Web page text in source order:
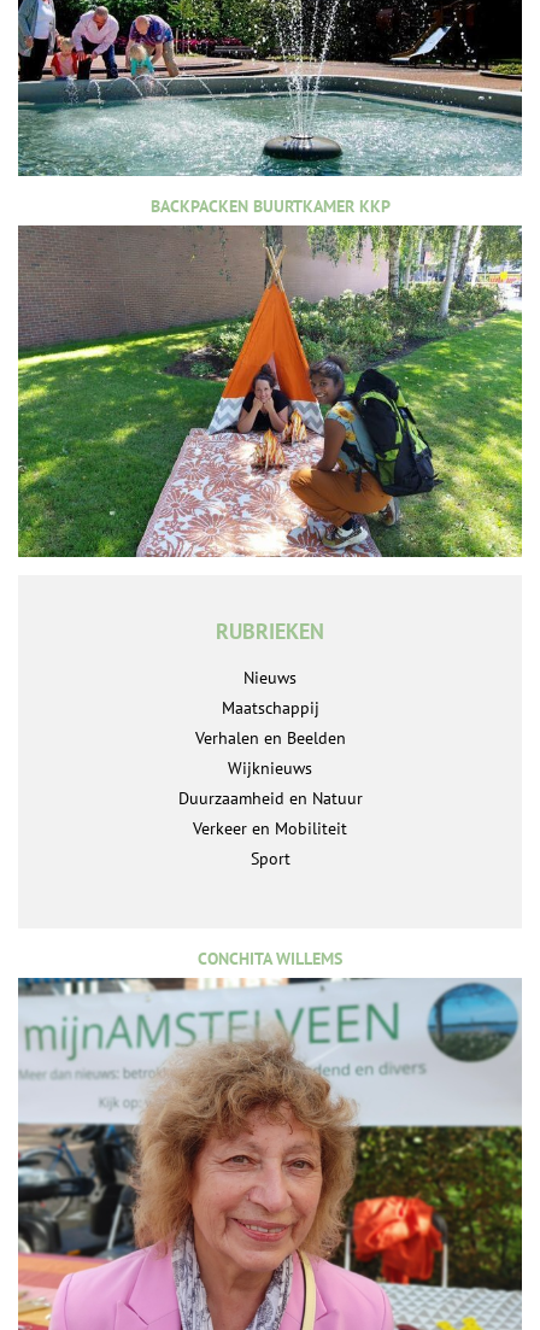
BACKPACKEN BUURTKAMER KKP
RUBRIEKEN
Nieuws
Maatschappij
Verhalen en Beelden
Wijknieuws
Duurzaamheid en Natuur
Verkeer en Mobiliteit
Sport
CONCHITA WILLEMS